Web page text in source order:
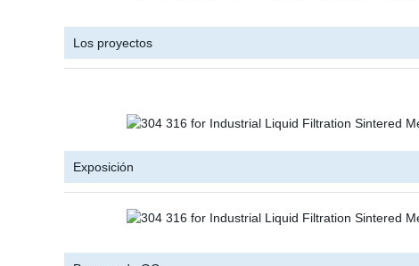
Los proyectos
Exposición